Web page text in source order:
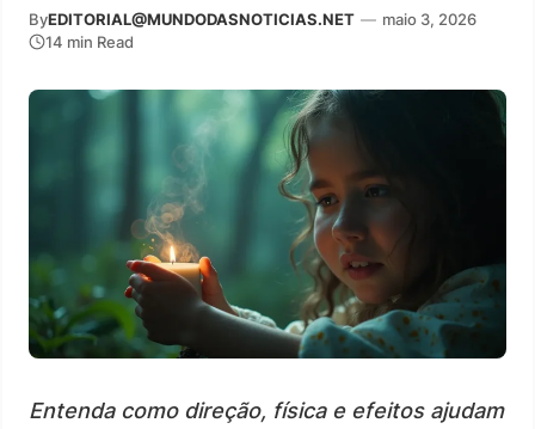
ByEDITORIAL@MUNDODASNOTICIAS.NET — maio 3, 2026
14 min Read
Entenda como direção, física e efeitos ajudam